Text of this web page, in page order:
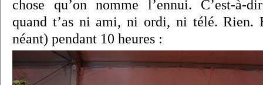
chose qu’on nomme l’ennui. C’est-à-
quand t’as ni ami, ni ordi, ni télé.
néant) pendant 10 heures :